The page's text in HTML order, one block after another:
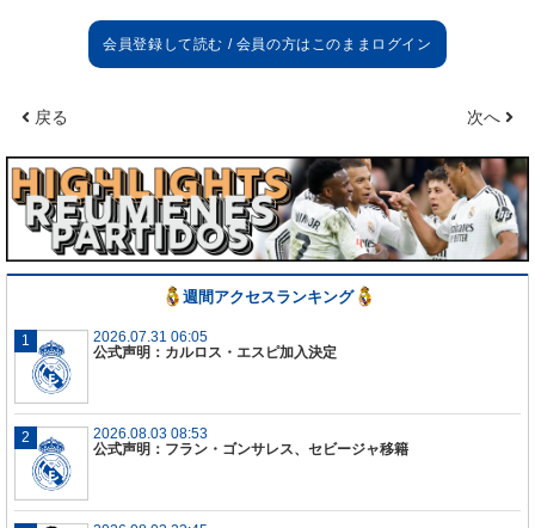
戻る 次へ
週間アクセスランキング
2026.07.31 06:05
公式声明：カルロス・エスピ加入決定
2026.08.03 08:53
公式声明：フラン・ゴンサレス、セビージャ移籍